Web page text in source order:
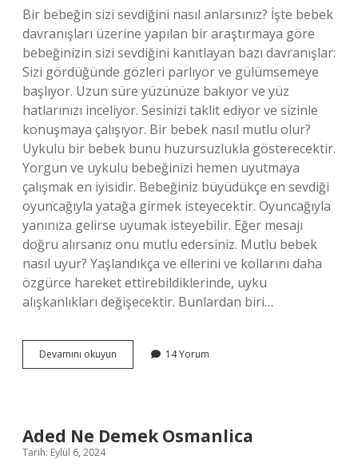
Bir bebeğin sizi sevdiğini nasıl anlarsınız? İşte bebek
davranışları üzerine yapılan bir araştırmaya göre
bebeğinizin sizi sevdiğini kanıtlayan bazı davranışlar:
Sizi gördüğünde gözleri parlıyor ve gülümsemeye
başlıyor. Uzun süre yüzünüze bakıyor ve yüz
hatlarınızı inceliyor. Sesinizi taklit ediyor ve sizinle
konuşmaya çalışıyor. Bir bebek nasıl mutlu olur?
Uykulu bir bebek bunu huzursuzlukla gösterecektir.
Yorgun ve uykulu bebeğinizi hemen uyutmaya
çalışmak en iyisidir. Bebeğiniz büyüdükçe en sevdiği
oyuncağıyla yatağa girmek isteyecektir. Oyuncağıyla
yanınıza gelirse uyumak isteyebilir. Eğer mesajı
doğru alırsanız onu mutlu edersiniz. Mutlu bebek
nasıl uyur? Yaşlandıkça ve ellerini ve kollarını daha
özgürce hareket ettirebildiklerinde, uyku
alışkanlıkları değişecektir. Bunlardan biri…
Devamını okuyun
Bebeğin
14 Yorum
Aded Ne Demek Osmanlica
Tarih: Eylül 6, 2024